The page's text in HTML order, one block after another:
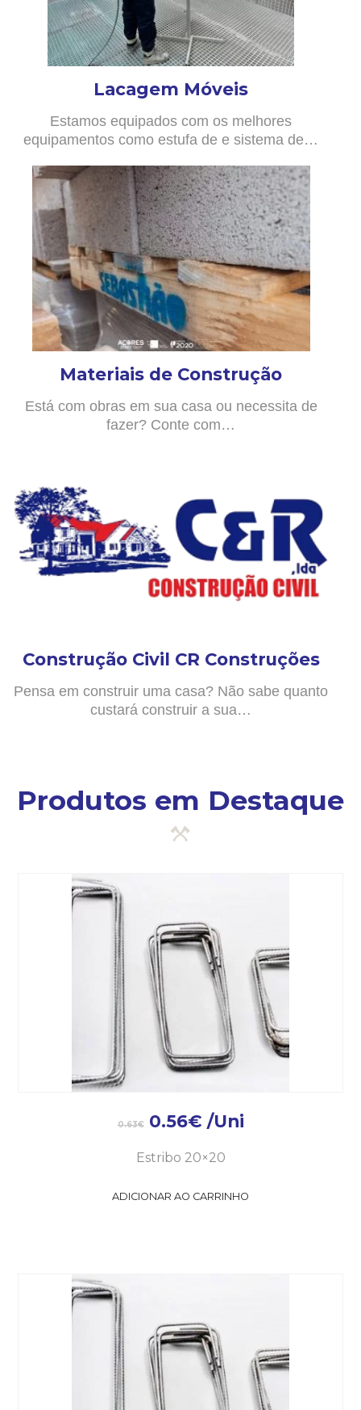
Lacagem Móveis
Estamos equipados com os melhores
equipamentos como estufa de e sistema de…
Materiais de Construção
Está com obras em sua casa ou necessita de
fazer? Conte com…
Construção Civil CR Construções
Pensa em construir uma casa? Não sabe quanto
custará construir a sua…
Produtos em Destaque
0.63€ 0.56€ /Uni
Estribo 20×20
ADICIONAR AO CARRINHO